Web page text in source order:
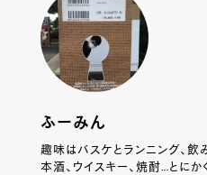
ふーみん
趣味はバスケとランニング、飲
本酒、ウイスキー、焼酎…とにか